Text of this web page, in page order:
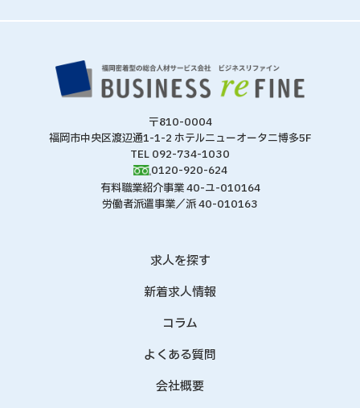
〒810-0004
福岡市中央区渡辺通1-1-2 ホテルニューオータニ博多5F
TEL 092-734-1030
0120-920-624
有料職業紹介事業 40-ユ-010164
労働者派遣事業／派 40-010163
求人を探す
新着求人情報
コラム
よくある質問
会社概要